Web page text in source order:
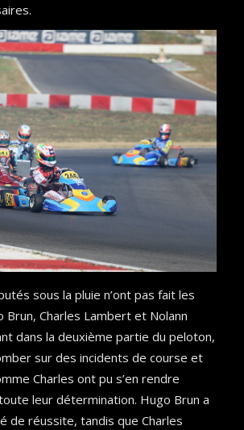
sous la pluie n’ont pas fait les
Brun, Charles Lambert et Nolann
dans la deuxième partie du peloton,
sur des incidents de course et
Charles ont pu s’en rendre
leur détermination. Hugo Brun a
de réussite, tandis que Charles